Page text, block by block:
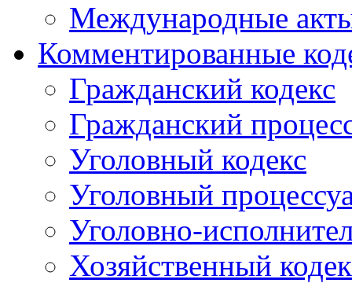
Международные
Комментированные
Гражданский кодекс
Гражданский
Уголовный кодекс
Уголовный
Уголовно-
Хозяйственный